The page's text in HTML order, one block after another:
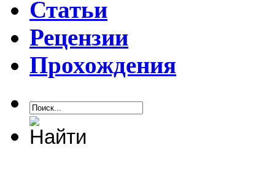
Статьи
Рецензии
Прохождения